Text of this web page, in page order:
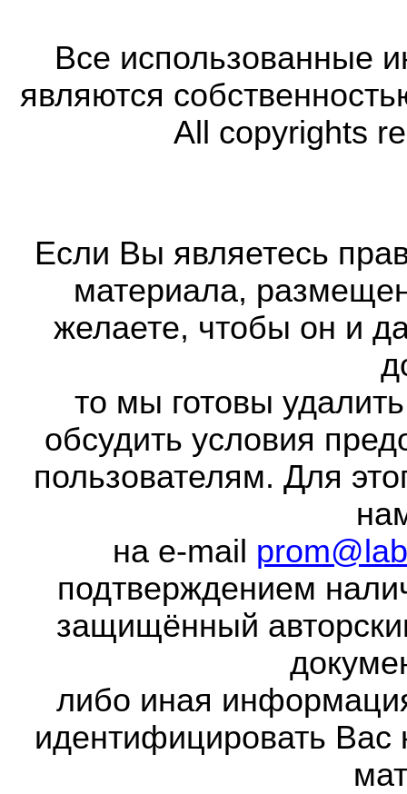
Все использованные
являются
All copyrights
Если Вы являетесь
материала,
желаете, чтобы он и
то мы готовы
обсудить условия
пользователям. Для
на e-mail
подтверждением
защищённый
либо иная
идентифицировать Вас